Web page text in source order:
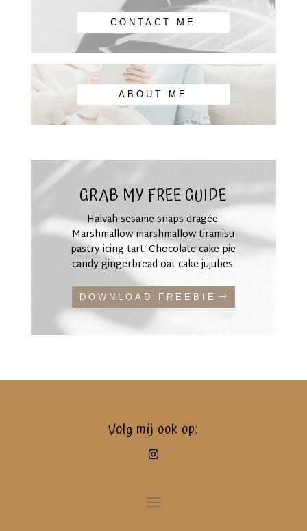
CONTACT ME
ABOUT ME
GRAB MY FREE GUIDE
Halvah sesame snaps dragée.
Marshmallow marshmallow tiramisu
pastry icing tart. Chocolate cake pie
candy gingerbread oat cake jujubes.
DOWNLOAD FREEBIE
Volg mij ook op: